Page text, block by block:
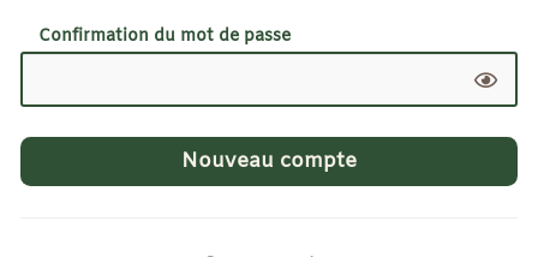
Confirmation du mot de passe